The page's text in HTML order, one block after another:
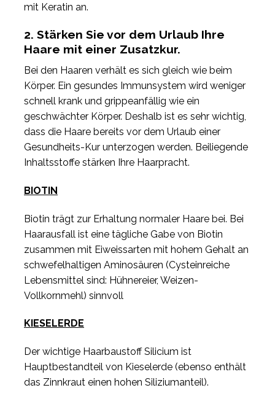
mit Keratin an.
2. Stärken Sie vor dem Urlaub Ihre
Haare mit einer Zusatzkur.
Bei den Haaren verhält es sich gleich wie beim
Körper. Ein gesundes Immunsystem wird weniger
schnell krank und grippeanfällig wie ein
geschwächter Körper. Deshalb ist es sehr wichtig,
dass die Haare bereits vor dem Urlaub einer
Gesundheits-Kur unterzogen werden. Beiliegende
Inhaltsstoffe stärken Ihre Haarpracht.
BIOTIN
Biotin trägt zur Erhaltung normaler Haare bei. Bei
Haarausfall ist eine tägliche Gabe von Biotin
zusammen mit Eiweissarten mit hohem Gehalt an
schwefelhaltigen Aminosäuren (Cysteinreiche
Lebensmittel sind: Hühnereier, Weizen-
Vollkornmehl) sinnvoll
KIESELERDE
Der wichtige Haarbaustoff Silicium ist
Hauptbestandteil von Kieselerde (ebenso enthält
das Zinnkraut einen hohen Siliziumanteil).